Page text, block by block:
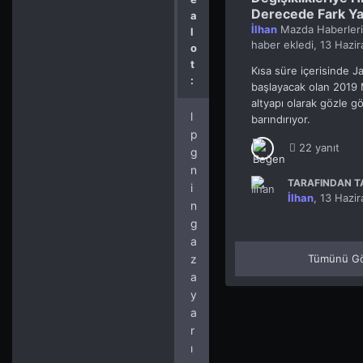
a
l
o
t
:
l
p
g
n
i
n
g
a
z
a
y
a
r
ı
Derecede Fark
İlhan Mazda Haberleri
haber ekledi, 13
Kısa süre içerisinde
başlayacak olan
altyapı olarak gözle
barındırıyor.
22 yanıt
TARAFINDAN
İlhan, 13
Tümünü